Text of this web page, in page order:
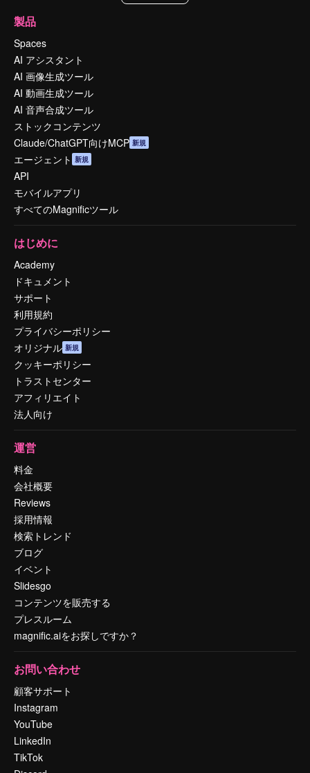
製品
Spaces
AI アシスタント
AI 画像生成ツール
AI 動画生成ツール
AI 音声合成ツール
ストックコンテンツ
Claude/ChatGPT向けMCP 新規
エージェント 新規
API
モバイルアプリ
すべてのMagnificツール
はじめに
Academy
ドキュメント
サポート
利用規約
プライバシーポリシー
オリジナル 新規
クッキーポリシー
トラストセンター
アフィリエイト
法人向け
運営
料金
会社概要
Reviews
採用情報
検索トレンド
ブログ
イベント
Slidesgo
コンテンツを販売する
プレスルーム
magnific.aiをお探しですか？
お問い合わせ
顧客サポート
Instagram
YouTube
LinkedIn
TikTok